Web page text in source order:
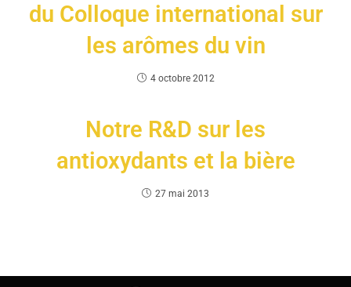
du Colloque international sur
les arômes du vin
4 octobre 2012
Notre R&D sur les
antioxydants et la bière
27 mai 2013